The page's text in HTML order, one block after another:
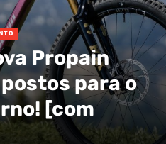
Propain
para o
[com